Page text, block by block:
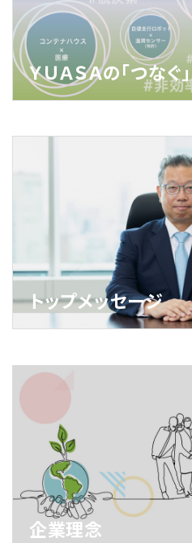
ＹＵＡＳＡの「つなぐ」
トップメッセージ
企業理念